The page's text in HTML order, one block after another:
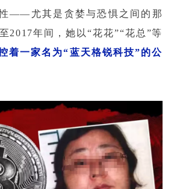
——尤其是贪婪与恐惧之间的那
2017年间，她以“花花”“花总”等
着一家名为“蓝天格锐科技”的公